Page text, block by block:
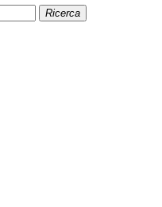
Ricerca